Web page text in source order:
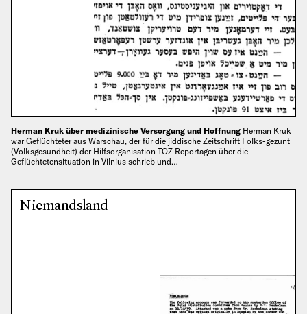
Herman Kruk über medizinische Versorgung und Hoffnung Herman Kruk
war Geflüchteter aus Warschau, der für die jiddische Zeitschrift Folks-gezunt
(Volksgesundheit) der Hilfsorganisation TOZ Reportagen über die
Geflüchtetensituation in Vilnius schrieb und…
Niemandsland